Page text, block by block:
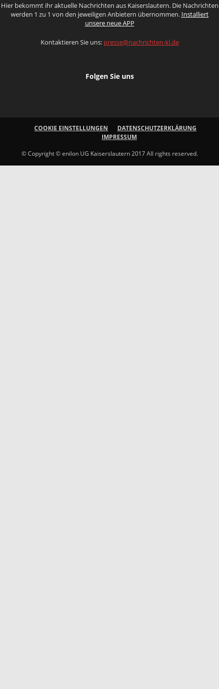
Hier bekommt ihr aktuelle Nachrichten aus Kaiserslautern. Die Nachrichten
werden 1 zu 1 von den jeweiligen Anbietern übernommen. Installiert
unsere neue APP
Kontaktieren Sie uns: presse@nachrichten-kl.de
Folgen Sie uns
COOKIE EINSTELLUNGEN
DATENSCHUTZERKLÄRUNG
IMPRESSUM
© Copyright © enilon UG Kaiserslautern 2017 All rights reserved.